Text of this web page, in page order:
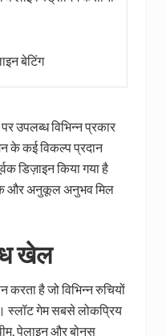
बेटिंग
उपलब्ध विभिन्न प्रकार
के कई विकल्प प्रदान
डिज़ाइन किया गया है
और अनुकूल अनुभव मिल
खेल
करता है जो विभिन्न रुचियों
स्लॉट गेम सबसे लोकप्रिय
पेलाइन और बोनस